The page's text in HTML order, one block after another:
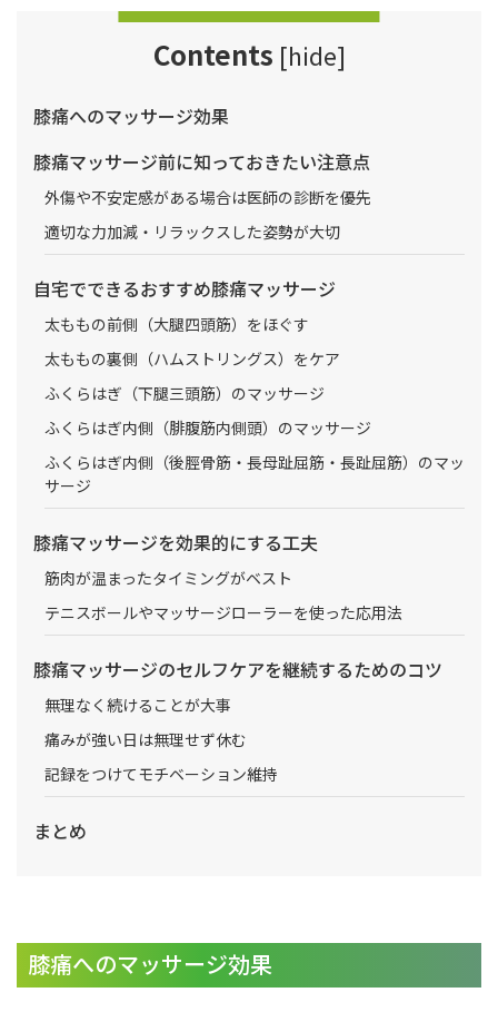
Contents [hide]
膝痛へのマッサージ効果
膝痛マッサージ前に知っておきたい注意点
外傷や不安定感がある場合は医師の診断を優先
適切な力加減・リラックスした姿勢が大切
自宅でできるおすすめ膝痛マッサージ
太ももの前側（大腿四頭筋）をほぐす
太ももの裏側（ハムストリングス）をケア
ふくらはぎ（下腿三頭筋）のマッサージ
ふくらはぎ内側（腓腹筋内側頭）のマッサージ
ふくらはぎ内側（後脛骨筋・長母趾屈筋・長趾屈筋）のマッ
サージ
膝痛マッサージを効果的にする工夫
筋肉が温まったタイミングがベスト
テニスボールやマッサージローラーを使った応用法
膝痛マッサージのセルフケアを継続するためのコツ
無理なく続けることが大事
痛みが強い日は無理せず休む
記録をつけてモチベーション維持
まとめ
膝痛へのマッサージ効果